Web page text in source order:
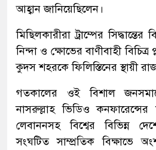
আহ্বান জানিয়েছিলেন।
মিছিলকারীরা ট্রাম্পের
নিন্দা ও ক্ষোভের বাণীবাহী বিচিত্র
কুদস শহরকে ফিলিস্তিনের স্থায়ী
গতকালের ওই বিশাল
নাসরুল্লাহ ভিডিও কনফারেন্সের
লেবাননসহ বিশ্বের বিভিন্ন
সংঘটিত সাম্প্রতিক বিক্ষাভে